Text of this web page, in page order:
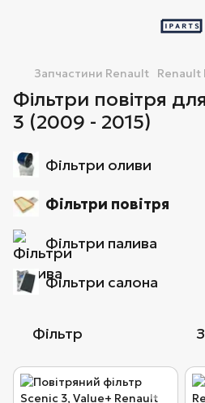
Запчастини Renault Renault
Фільтри повітря
3 (2009 - 2015)
Фільтри оливи
Фільтри повітря
Фільтри палива
Фільтри салона
Фільтр